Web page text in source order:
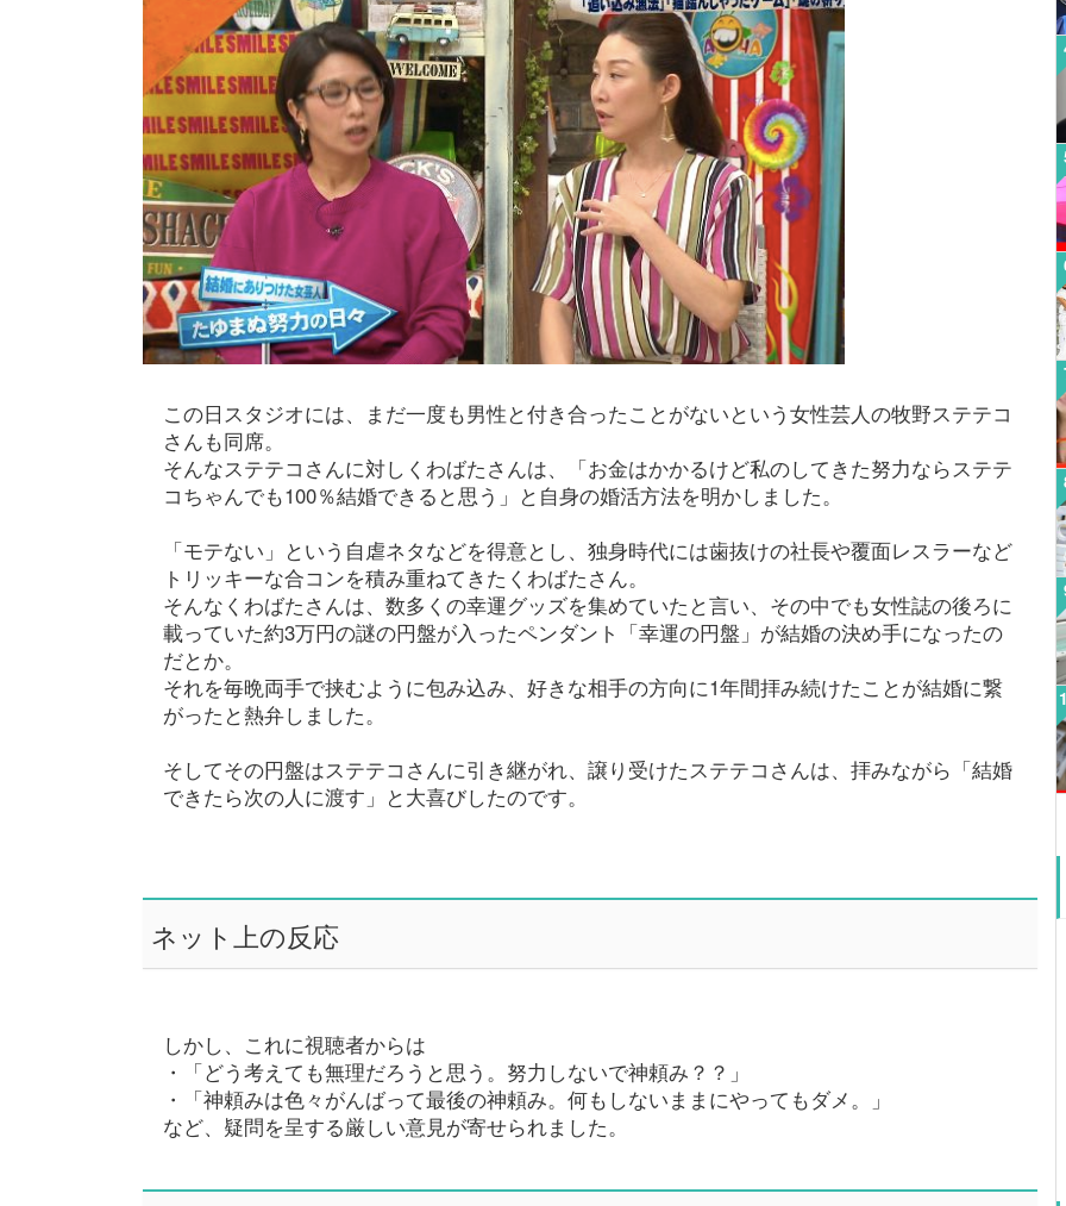
この日スタジオには、まだ一度も男性と付き合ったことがないという女性芸人の牧野ステテコ
さんも同席。
そんなステテコさんに対しくわばたさんは、「お金はかかるけど私のしてきた努力ならステテ
コちゃんでも100％結婚できると思う」と自身の婚活方法を明かしました。
「モテない」という自虐ネタなどを得意とし、独身時代には歯抜けの社長や覆面レスラーなど
トリッキーな合コンを積み重ねてきたくわばたさん。
そんなくわばたさんは、数多くの幸運グッズを集めていたと言い、その中でも女性誌の後ろに
載っていた約3万円の謎の円盤が入ったペンダント「幸運の円盤」が結婚の決め手になったの
だとか。
それを毎晩両手で挟むように包み込み、好きな相手の方向に1年間拝み続けたことが結婚に繋
がったと熱弁しました。
そしてその円盤はステテコさんに引き継がれ、譲り受けたステテコさんは、拝みながら「結婚
できたら次の人に渡す」と大喜びしたのです。
ネット上の反応
しかし、これに視聴者からは
・「どう考えても無理だろうと思う。努力しないで神頼み？？」
・「神頼みは色々がんばって最後の神頼み。何もしないままにやってもダメ。」
など、疑問を呈する厳しい意見が寄せられました。